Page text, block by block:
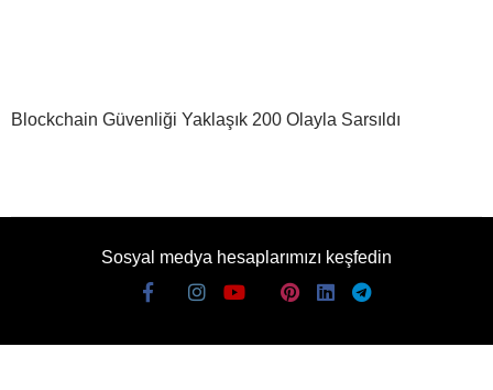
Blockchain Güvenliği Yaklaşık 200 Olayla Sarsıldı
Sosyal medya hesaplarımızı keşfedin